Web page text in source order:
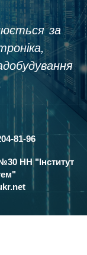
за
81-96
НН "Інститут